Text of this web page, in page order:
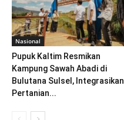
Nasional
Pupuk Kaltim Resmikan
Kampung Sawah Abadi di
Bulutana Sulsel, Integrasikan
Pertanian...